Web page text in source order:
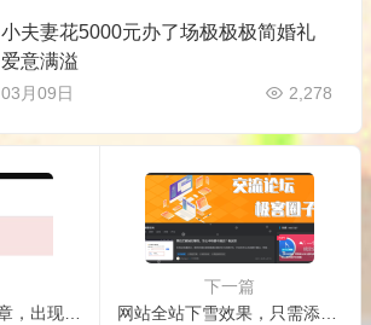
小夫妻花5000元办了场极极极简婚礼
爱意满溢
03月09日 2,278
WordPress 发布文章，出现发布失败与更新失败的解决办法
下一篇